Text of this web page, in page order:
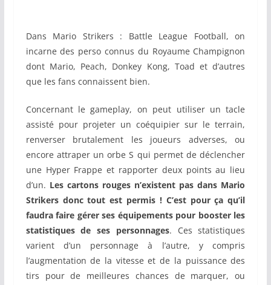
Dans Mario Strikers : Battle League Football, on
incarne des perso connus du Royaume Champignon
dont Mario, Peach, Donkey Kong, Toad et d’autres
que les fans connaissent bien.
Concernant le gameplay, on peut utiliser un tacle
assisté pour projeter un coéquipier sur le terrain,
renverser brutalement les joueurs adverses, ou
encore attraper un orbe S qui permet de déclencher
une Hyper Frappe et rapporter deux points au lieu
d’un. Les cartons rouges n’existent pas dans Mario
Strikers donc tout est permis ! C’est pour ça qu’il
faudra faire gérerses équipements pour booster les
statistiques de ses personnages. Ces statistiques
varient d’un personnage à l’autre, y compris
l’augmentation de la vitesse et de la puissance des
tirs pour de meilleures chances de marquer, ou